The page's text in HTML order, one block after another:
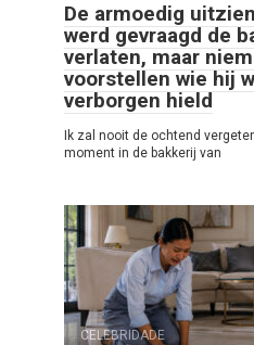
De armoedig
werd gevraagd de
verlaten, maar
voorstellen wie hij
verborgen hield
Ik zal nooit de ochtend
moment in de bakkerij van
CELEBRIDADE